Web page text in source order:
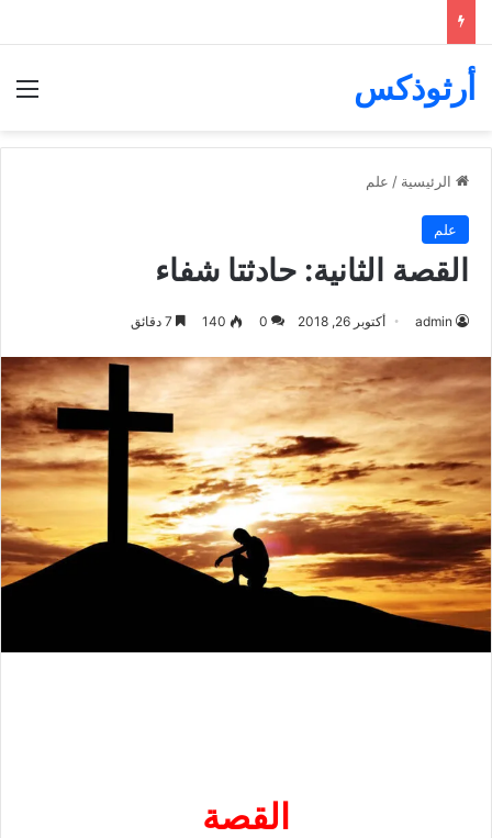
أرثوذكس
الرئيسية / علم
علم
القصة الثانية: حادثتا شفاء
admin أكتوبر 26, 2018 0
140
القصة